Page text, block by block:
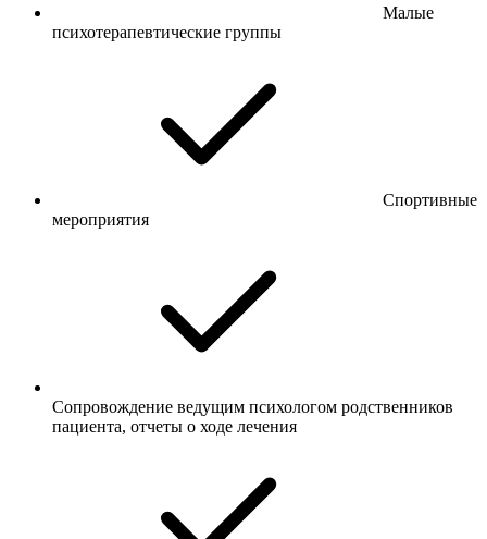
Малые
психотерапевтические группы
Спортивные
мероприятия
Сопровождение ведущим психологом родственников
пациента, отчеты о ходе лечения